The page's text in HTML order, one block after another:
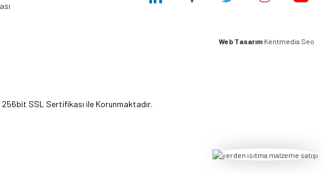
Web Tasarım Kentmedia Seo
256bit SSL Sertifikası ile Korunmaktadır.